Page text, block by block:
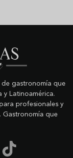
gastronomía que
y Latinoamérica.
profesionales y
Gastronomía que